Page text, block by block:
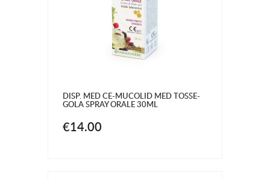
DISP. MED CE-MUCOLID MED TOSSE-
GOLA SPRAY ORALE 30ML
€14.00